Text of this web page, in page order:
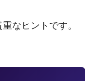
なヒントです。